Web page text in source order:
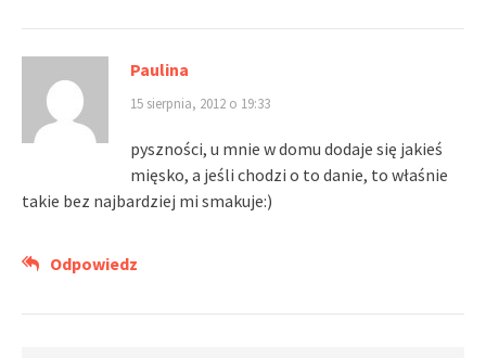
Paulina
15 sierpnia, 2012 o 19:33
pyszności, u mnie w domu dodaje się jakieś
mięsko, a jeśli chodzi o to danie, to właśnie
takie bez najbardziej mi smakuje:)
Odpowiedz